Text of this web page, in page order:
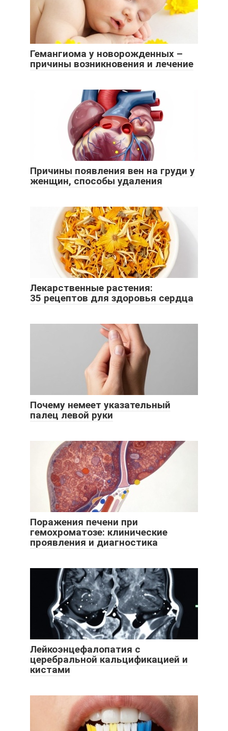
Гемангиома у новорожденных –
причины возникновения и лечение
Причины появления вен на груди у
женщин, способы удаления
Лекарственные растения:
35 рецептов для здоровья сердца
Почему немеет указательный
палец левой руки
Поражения печени при
гемохроматозе: клинические
проявления и диагностика
Лейкоэнцефалопатия c
церебральной кальцификацией и
кистами